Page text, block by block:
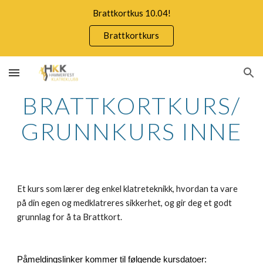
Brattkortkus 10.04!
Brattkortkurs
BRATTKORTKURS/
GRUNNKURS INNE
Et kurs som lærer deg enkel klatreteknikk, hvordan ta vare
på din egen og medklatreres sikkerhet, og gir deg et godt
grunnlag for å ta Brattkort.
Påmeldingslinker kommer til følgende kursdatoer: